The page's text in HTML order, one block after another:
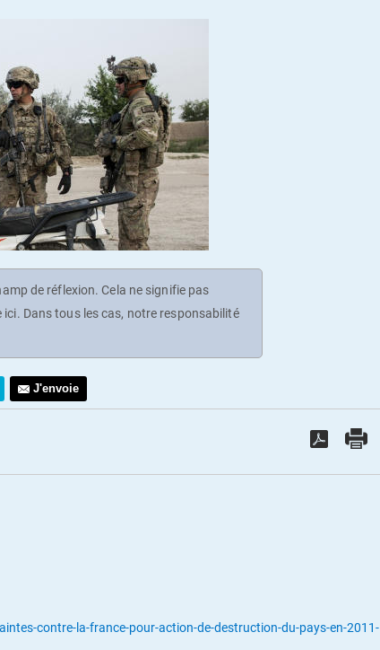
de réflexion. Cela ne signifie pas
Dans tous les cas, notre responsabilité
J'envoie
contre-la-france-pour-action-de-destruction-du-pays-en-2011-